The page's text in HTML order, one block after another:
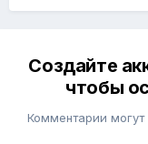
Создайте
чтобы
Комментарии могут